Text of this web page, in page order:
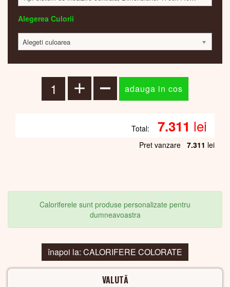
Alegerea Culorii
Alegeti culoarea
Total: 7.311 lei
Pret vanzare 7.311 lei
Caloriferele sunt produse personalizate pentru
dumneavoastra
înapoi la: CALORIFERE COLORATE
VALUTĂ